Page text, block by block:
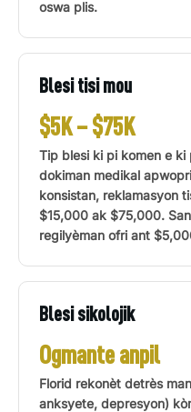
oswa plis.
Blesi tisi mou
$5K – $75K
Tip blesi ki pi komen e
dokiman medikal
konsistan, reklamasyon
$15,000 ak $75,000.
regilyèman ofri ant
Blesi sikolojik
Ogmante anpil
Florid rekonèt detrès
anksyete, depresyon)